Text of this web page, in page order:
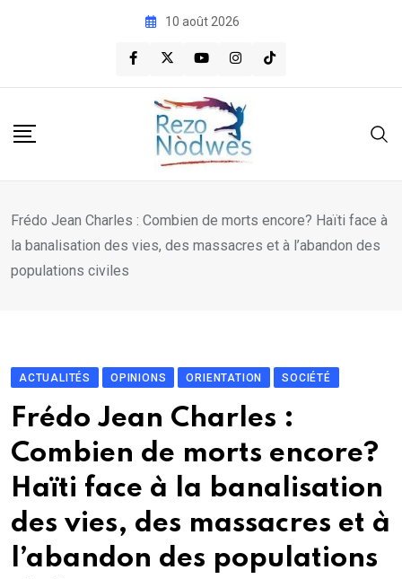
10 août 2026
Frédo Jean Charles : Combien de morts encore? Haïti face à
la banalisation des vies, des massacres et à l’abandon des
populations civiles
ACTUALITÉS OPINIONS ORIENTATION SOCIÉTÉ
Frédo Jean Charles :
Combien de morts encore?
Haïti face à la banalisation
des vies, des massacres et à
l’abandon des populations